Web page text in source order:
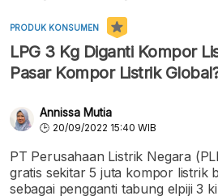
PRODUK KONSUMEN
LPG 3 Kg Diganti Kompor
Pasar Kompor Listrik
Annissa Mutia
20/09/2022 15:40 WIB
PT Perusahaan Listrik Negara
gratis sekitar 5 juta kompor listrik
sebagai pengganti tabung elpiji 3